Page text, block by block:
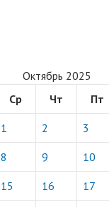
Октябрь 2025
Ср Чт Пт
1 2 3
8 9 10
15 16 17